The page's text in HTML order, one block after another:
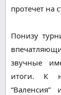
протечет на
Понизу
звучные
итоги. К